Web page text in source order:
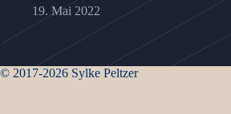
19. Mai 2022
© 2017-2026 Sylke Peltzer